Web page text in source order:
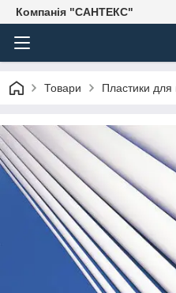
Компанія "САНТЕКС"
Товари Пластики для